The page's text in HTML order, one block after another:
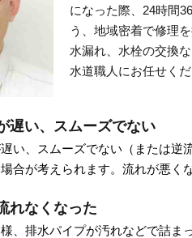
になった際、24時間
う、地域密着で修理
水漏れ、水栓の交換
水道職人にお任せくだ
遅い、スムーズでない
い、スムーズでない（または逆
合が考えられます。流れが悪く
れなくなった
、排水パイプが汚れなどで詰ま